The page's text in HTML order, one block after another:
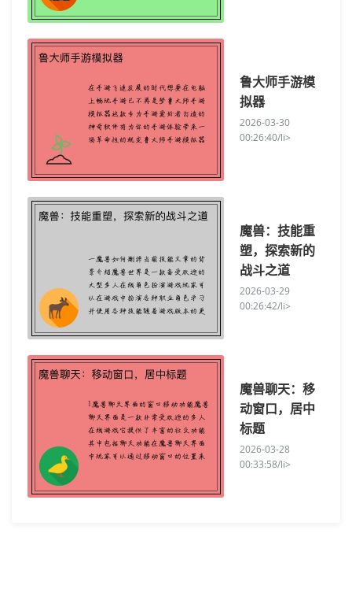
鲁大师手游模
拟器
2026-03-30
00:26:40/li>
魔兽：技能重
塑，探索新的
战斗之道
2026-03-29
00:26:42/li>
魔兽聊天：移
动窗口，居中
标题
2026-03-28
00:33:58/li>